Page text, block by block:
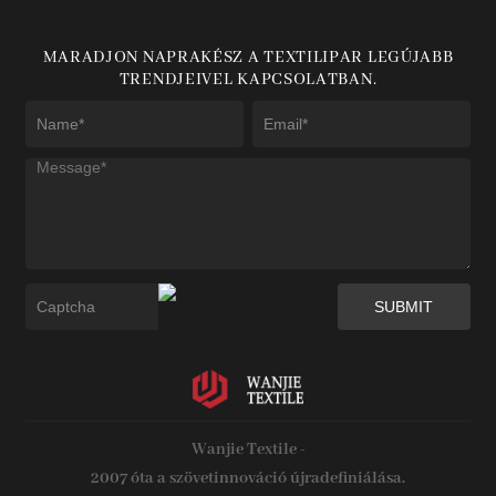
MARADJON NAPRAKÉSZ A TEXTILIPAR LEGÚJABB
TRENDJEIVEL KAPCSOLATBAN.
Wanjie Textile -
2007 óta a szövetinnováció újradefiniálása.